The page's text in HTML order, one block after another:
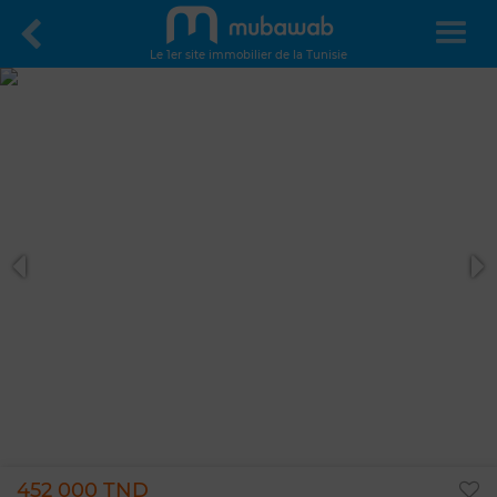
Le 1er site immobilier de la Tunisie
452 000 TND